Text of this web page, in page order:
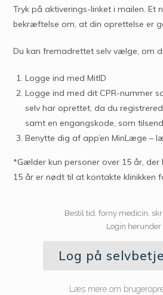
Tryk på aktiverings-linket i mailen. Et
bekræftelse om, at din oprettelse er
Du kan fremadrettet selv vælge, om
Logge ind med MitID
Logge ind med dit CPR-nummer
selv har oprettet, da du
samt en engangskode, som
Benytte dig af app’en MinLæge –
*Gælder kun personer over 15 år, der
15 år er nødt til at kontakte klinikken
Bestil tid, forny medicin,
Login herunder
Log på
Læs mere om